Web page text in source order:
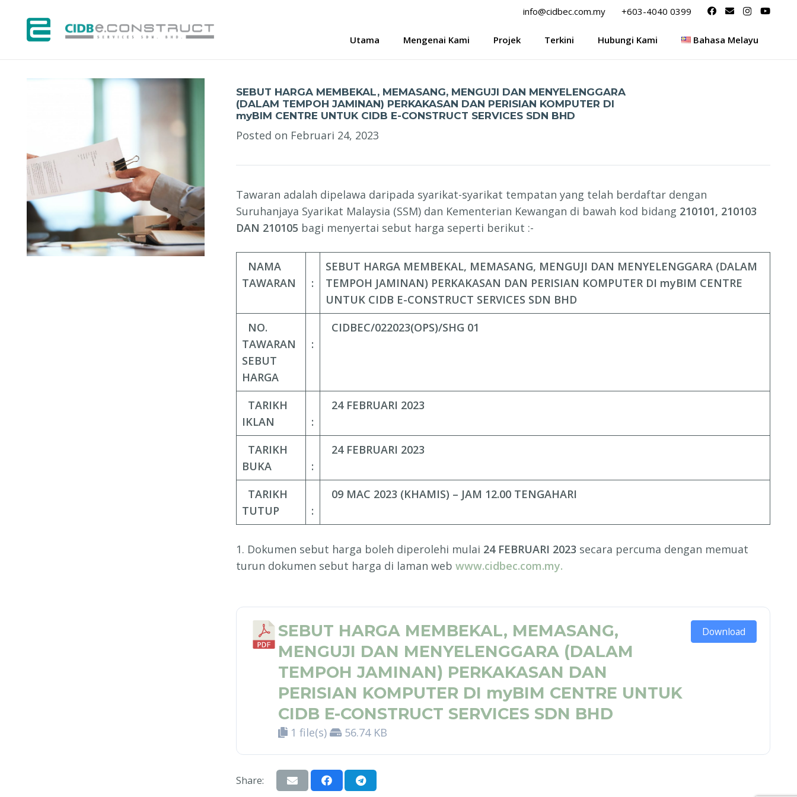
info@cidbec.com.my +603-4040 0399
Utama Mengenai Kami Projek Terkini Hubungi Kami Bahasa Melayu
SEBUT HARGA MEMBEKAL, MEMASANG, MENGUJI DAN MENYELENGGARA
(DALAM TEMPOH JAMINAN) PERKAKASAN DAN PERISIAN KOMPUTER DI
myBIM CENTRE UNTUK CIDB E-CONSTRUCT SERVICES SDN BHD
Posted on Februari 24, 2023
Tawaran adalah dipelawa daripada syarikat-syarikat tempatan yang telah berdaftar dengan
Suruhanjaya Syarikat Malaysia (SSM) dan Kementerian Kewangan di bawah kod bidang 210101, 210103
DAN 210105 bagi menyertai sebut harga seperti berikut :-
NAMA
TAWARAN
:
SEBUT HARGA MEMBEKAL, MEMASANG, MENGUJI DAN MENYELENGGARA (DALAM
TEMPOH JAMINAN) PERKAKASAN DAN PERISIAN KOMPUTER DI myBIM CENTRE
UNTUK CIDB E-CONSTRUCT SERVICES SDN BHD
NO.
TAWARAN
SEBUT
HARGA
:
CIDBEC/022023(OPS)/SHG 01
TARIKH
IKLAN
:
24 FEBRUARI 2023
TARIKH
BUKA
:
24 FEBRUARI 2023
TARIKH
TUTUP
:
09 MAC 2023 (KHAMIS) – JAM 12.00 TENGAHARI
1. Dokumen sebut harga boleh diperolehi mulai 24 FEBRUARI 2023 secara percuma dengan memuat
turun dokumen sebut harga di laman web www.cidbec.com.my.
SEBUT HARGA MEMBEKAL, MEMASANG,
MENGUJI DAN MENYELENGGARA (DALAM
TEMPOH JAMINAN) PERKAKASAN DAN
PERISIAN KOMPUTER DI myBIM CENTRE UNTUK
CIDB E-CONSTRUCT SERVICES SDN BHD
1 file(s) 56.74 KB
Download
Share: